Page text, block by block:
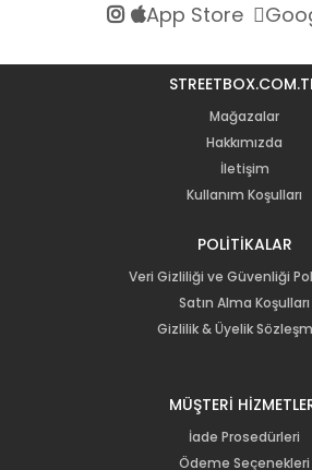
App Store
Mağazalar
Hakkımızda
İletişim
Kullanım Koşulları
POLİTİKALAR
Veri Gizliliği ve Güvenliği
Satın Alma Koşulları
Gizlilik & Üyelik
MÜŞTERİ
İade Prosedürleri
Ödeme Seçenekleri